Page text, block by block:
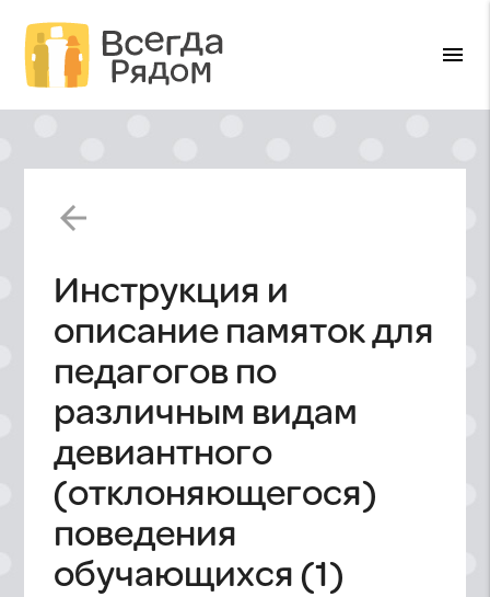
menu
arrow_back
Инструкция и
описание памяток для
педагогов по
различным видам
девиантного
(отклоняющегося)
поведения
обучающихся (1)